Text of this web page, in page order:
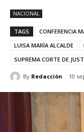
NACIONAL
TAGS CONFERENCIA
LUISA MARÍA ALCALDE
SUPREMA CORTE DE
By Redacción 10